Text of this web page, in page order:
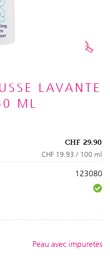
LAVANTE
ML
CHF 29.90
CHF 19.93 / 100 ml
123080
Peau avec impuretés